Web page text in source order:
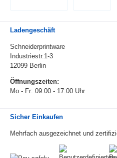
Ladengeschäft
Schneiderprintware
Industriestr.1-3
12099 Berlin
Öffnungszeiten:
Mo - Fr: 09:00 - 17:00 Uhr
Sicher Einkaufen
Mehrfach ausgezeichnet und